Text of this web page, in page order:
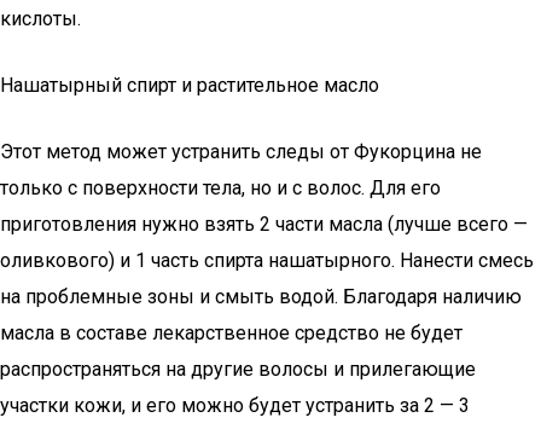
кислоты.
Нашатырный спирт и растительное масло
Этот метод может устранить следы от Фукорцина не
только с поверхности тела, но и с волос. Для его
приготовления нужно взять 2 части масла (лучше всего —
оливкового) и 1 часть спирта нашатырного. Нанести смесь
на проблемные зоны и смыть водой. Благодаря наличию
масла в составе лекарственное средство не будет
распространяться на другие волосы и прилегающие
участки кожи, и его можно будет устранить за 2 — 3